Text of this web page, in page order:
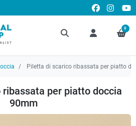
0
Piletta di scarico ribassata per piatto
per piatto doccia
90mm